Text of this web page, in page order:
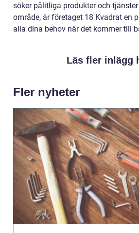
söker pålitliga produkter och
område, är företaget 18 Kvadrat en
alla dina behov när det kommer till
Läs fler inlägg
Fler nyheter